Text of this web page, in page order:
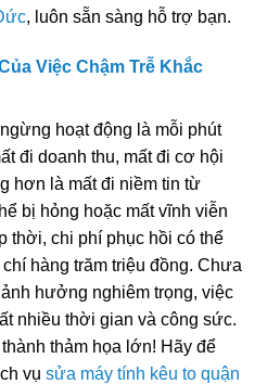
, luôn sẵn sàng hỗ trợ bạn.
Việc Chậm Trễ Khắc
hoạt động là mỗi phút
đi doanh thu, mất đi cơ hội
hơn là mất đi niềm tin từ
bị hỏng hoặc mất vĩnh viễn
thời, chi phí phục hồi có thể
hàng trăm triệu đồng. Chưa
hưởng nghiêm trọng, việc
nhiều thời gian và công sức.
thảm họa lớn! Hãy để
vụ sửa máy tính kêu to quận